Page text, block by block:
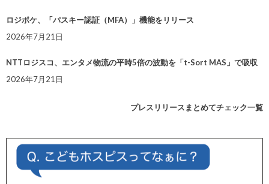
ロジポケ、「パスキー認証（MFA）」機能をリリース
2026年7月21日
NTTロジスコ、エンタメ物流の平時5倍の波動を「t-Sort MAS」で吸収
2026年7月21日
プレスリリースまとめてチェック一覧